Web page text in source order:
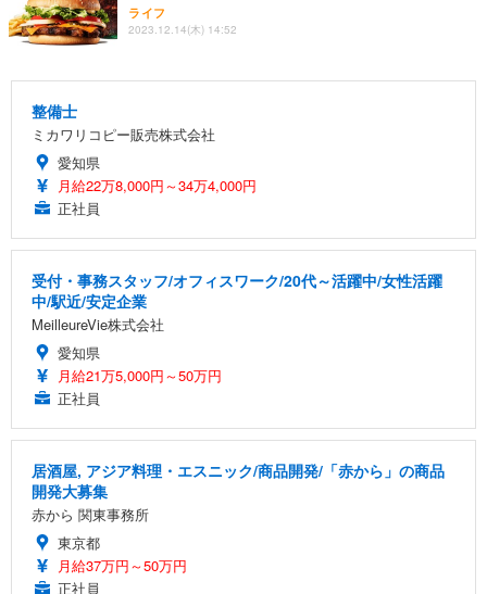
ライフ
2023.12.14(木) 14:52
整備士
ミカワリコピー販売株式会社
愛知県
月給22万8,000円～34万4,000円
正社員
受付・事務スタッフ/オフィスワーク/20代～活躍中/女性活躍
中/駅近/安定企業
MeilleureVie株式会社
愛知県
月給21万5,000円～50万円
正社員
居酒屋, アジア料理・エスニック/商品開発/「赤から」の商品
開発大募集
赤から 関東事務所
東京都
月給37万円～50万円
正社員